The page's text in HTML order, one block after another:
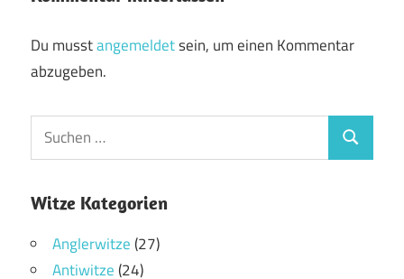
Du musstangemeldetsein, um einen Kommentar
abzugeben.
Witze Kategorien
Anglerwitze(27)
Antiwitze(24)